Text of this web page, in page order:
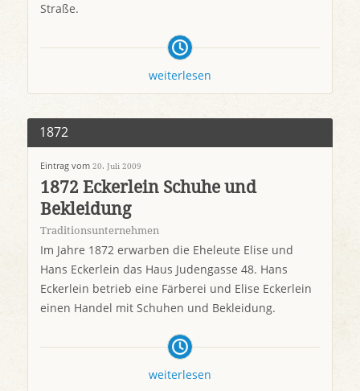
Straße.
weiterlesen
1872
Eintrag vom 20. Juli 2009
1872 Eckerlein Schuhe und
Bekleidung
Traditionsunternehmen
Im Jahre 1872 erwarben die Eheleute Elise und
Hans Eckerlein das Haus Judengasse 48. Hans
Eckerlein betrieb eine Färberei und Elise Eckerlein
einen Handel mit Schuhen und Bekleidung.
weiterlesen